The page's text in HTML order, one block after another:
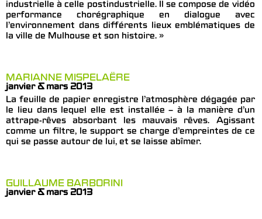
industrielle à celle postindustrielle. Il se compose de vidéo
performance chorégraphique en dialogue avec
l’environnement dans différents lieux emblématiques de
la ville de Mulhouse et son histoire. »
MARIANNE MISPELAËRE
janvier & mars 2013
La feuille de papier enregistre l’atmosphère dégagée par
le lieu dans lequel elle est installée – à la manière d’un
attrape-rêves absorbant les mauvais rêves. Agissant
comme un filtre, le support se charge d’empreintes de ce
qui se passe autour de lui, et se laisse abîmer.
GUILLAUME BARBORINI
janvier & mars 2013